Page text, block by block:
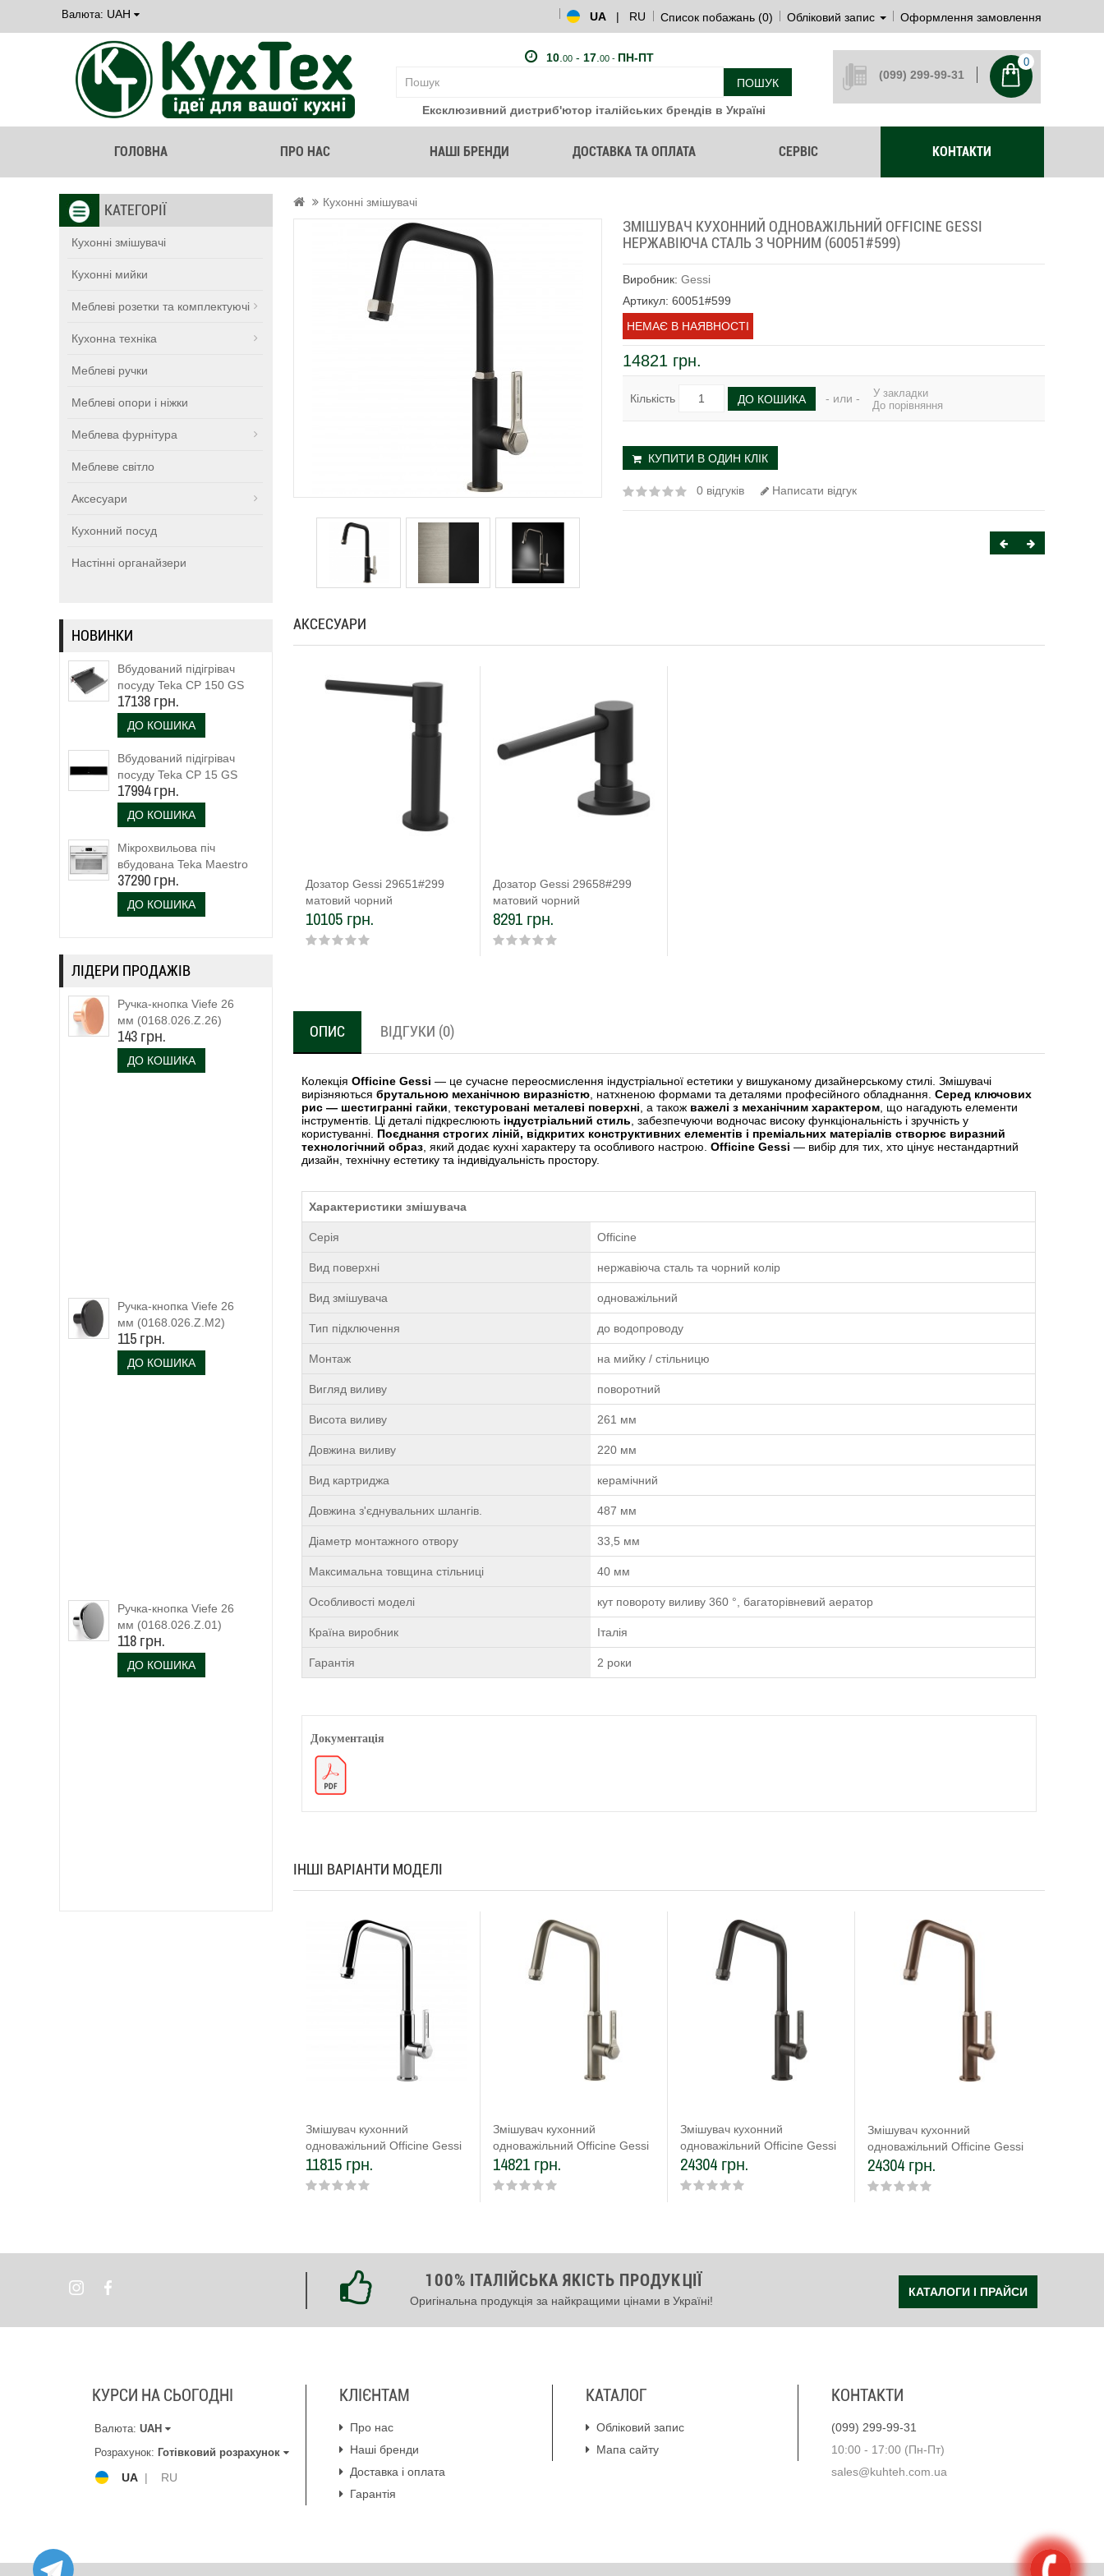
Валюта: UAH UA | RU Список побажань (0) Обліковий запис Оформлення замовлення
10. 00- 17. 00 - ПН-ПТ
ПОШУК
Ексклюзивний дистриб'ютор італійських брендів в Україні
(099) 299-99-31
0
ГОЛОВНА ПРО НАС НАШІ БРЕНДИ ДОСТАВКА ТА ОПЛАТА СЕРВІС КОНТАКТИ
КАТЕГОРІЇ
Кухонні змішувачі
Кухонні мийки
Меблеві розетки та комплектуючі
Кухонна техніка
Меблеві ручки
Меблеві опори і ніжки
Меблева фурнітура
Меблеве світло
Аксесуари
Кухонний посуд
Настінні органайзери
НОВИНКИ
Вбудований підігрівач
посуду Teka CP 150 GS
(111600003)
17138 грн.
ДО КОШИКА
Вбудований підігрівач
посуду Teka CP 15 GS
(40589920)
17994 грн.
ДО КОШИКА
Мікрохвильова піч
вбудована Teka Maestro
MLC 844 (111160023)
біле скло
37290 грн.
ДО КОШИКА
ЛІДЕРИ ПРОДАЖІВ
Ручка-кнопка Viefe 26
мм (0168.026.Z.26)
143 грн.
ДО КОШИКА
Ручка-кнопка Viefe 26
мм (0168.026.Z.M2)
чорний матовий
115 грн.
ДО КОШИКА
Ручка-кнопка Viefe 26
мм (0168.026.Z.01)
118 грн.
ДО КОШИКА
Кухонні змішувачі
ЗМІШУВАЧ КУХОННИЙ ОДНОВАЖІЛЬНИЙ OFFICINE GESSI
НЕРЖАВІЮЧА СТАЛЬ З ЧОРНИМ (60051#599)
Виробник:Gessi
Артикул: 60051#599
НЕМАЄ В НАЯВНОСТІ
14821 грн.
Кількість ДО КОШИКА - или -
У закладки
До порівняння
КУПИТИ В ОДИН КЛІК
0 відгуків Написати відгук
АКСЕСУАРИ
Дозатор Gessi 29651#299
матовий чорний
10105 грн.
Дозатор Gessi 29658#299
матовий чорний
8291 грн.
ОПИС ВІДГУКИ (0)
КолекціяOfficine Gessi — це сучасне переосмислення індустріальної естетики у вишуканому дизайнерському стилі. Змішувачі
вирізняютьсябрутальною механічною виразністю , натхненою формами та деталями професійного обладнання.Серед ключових
рис — шестигранні гайки ,текстуровані металеві поверхні , а також важелі з механічним характером , що нагадують елементи
інструментів. Ці деталі підкреслюють індустріальний стиль , забезпечуючи водночас високу функціональність і зручність у
користуванні. Поєднання строгих ліній, відкритих конструктивних елементів і преміальних матеріалів створює виразний
технологічний образ , який додає кухні характеру та особливого настрою.Officine Gessi — вибір для тих, хто цінує нестандартний
дизайн, технічну естетику та індивідуальність простору.
Характеристики змішувача
Серія Officine
Вид поверхні нержавіюча сталь та чорний колір
Вид змішувача одноважільний
Тип підключення до водопроводу
Монтаж на мийку / стільницю
Вигляд виливу поворотний
Висота виливу 261 мм
Довжина виливу 220 мм
Вид картриджа керамічний
Довжина з'єднувальних шлангів. 487 мм
Діаметр монтажного отвору 33,5 мм
Максимальна товщина стільниці 40 мм
Особливості моделі кут повороту виливу 360 °, багаторівневий аератор
Країна виробник Італія
Гарантія 2 роки
Документація
ІНШІ ВАРІАНТИ МОДЕЛІ
Змішувач кухонний
одноважільний Officine Gessi
хром (60051#031)
11815 грн.
Змішувач кухонний
одноважільний Officine Gessi
нержавіюча сталь
(60051#149)
14821 грн.
Змішувач кухонний
одноважільний Officine Gessi
чорний метал брашований
PVD (60051#707)
24304 грн.
Змішувач кухонний
одноважільний Officine Gessi
мідь брашована PVD
(60051#708)
24304 грн.
100% ІТАЛІЙСЬКА ЯКІСТЬ ПРОДУКЦІЇ
Оригінальна продукція за найкращими цінами в Україні!
КАТАЛОГИ І ПРАЙСИ
КУРСИ НА СЬОГОДНІ
Валюта: UAH
Розрахунок: Готівковий розрахунок
UA | RU
КЛІЄНТАМ
Про нас
Наші бренди
Доставка і оплата
Гарантія
КАТАЛОГ
Обліковий запис
Мапа сайту
КОНТАКТИ
(099) 299-99-31
10:00 - 17:00 (Пн-Пт)
sales@kuhteh.com.ua